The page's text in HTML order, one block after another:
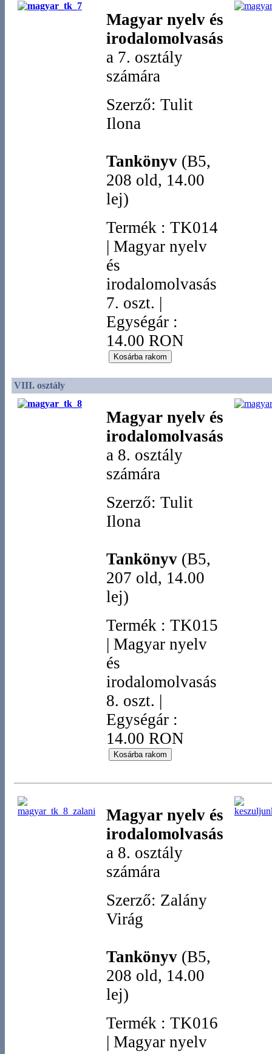
Magyar nyelv és
irodalomolvasás
a 7. osztály
számára
Szerző: Tulit
Ilona
Tankönyv (B5,
208 old, 14.00
lej)
Termék : TK014
| Magyar nyelv
és
irodalomolvasás
7. oszt. |
Egységár :
14.00 RON
VIII. osztály
Magyar nyelv és
irodalomolvasás
a 8. osztály
számára
Szerző: Tulit
Ilona
Tankönyv (B5,
207 old, 14.00
lej)
Termék : TK015
| Magyar nyelv
és
irodalomolvasás
8. oszt. |
Egységár :
14.00 RON
Magyar nyelv és
irodalomolvasás
a 8. osztály
számára
Szerző: Zalány
Virág
Tankönyv (B5,
208 old, 14.00
lej)
Termék : TK016
| Magyar nyelv